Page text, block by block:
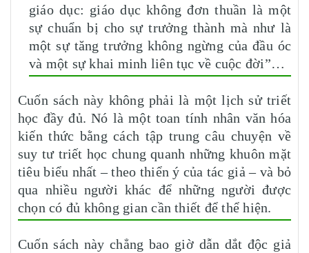
giáo dục: giáo dục không đơn thuần là một
sự chuẩn bị cho sự trưởng thành mà như là
một sự tăng trưởng không ngừng của đầu óc
và một sự khai minh liên tục về cuộc đời”…
Cuốn sách này không phải là một lịch sử triết
học đầy đủ. Nó là một toan tính nhân văn hóa
kiến thức bằng cách tập trung câu chuyện về
suy tư triết học chung quanh những khuôn mặt
tiêu biểu nhất – theo thiển ý của tác giả – và bỏ
qua nhiều người khác để những người được
chọn có đủ không gian cần thiết để thể hiện.
Cuốn sách này chẳng bao giờ dẫn dắt độc giả